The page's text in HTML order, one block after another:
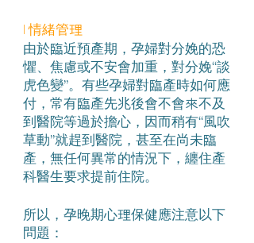
l 情緒管理
由於臨近預產期，孕婦對分娩的恐
懼、焦慮或不安會加重，對分娩“談
虎色變”。有些孕婦對臨產時如何應
付，常有臨產先兆後會不會來不及
到醫院等過於擔心，因而稍有“風吹
草動”就趕到醫院，甚至在尚未臨
產，無任何異常的情況下，纏住產
科醫生要求提前住院。
所以，孕晚期心理保健應注意以下
問題：